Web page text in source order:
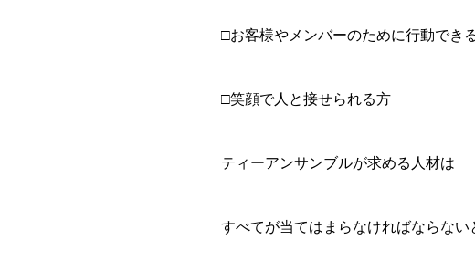
□お客様やメンバーのために行動でき
□笑顔で人と接せられる方
ティーアンサンブルが求める人材は
すべてが当てはまらなければならな